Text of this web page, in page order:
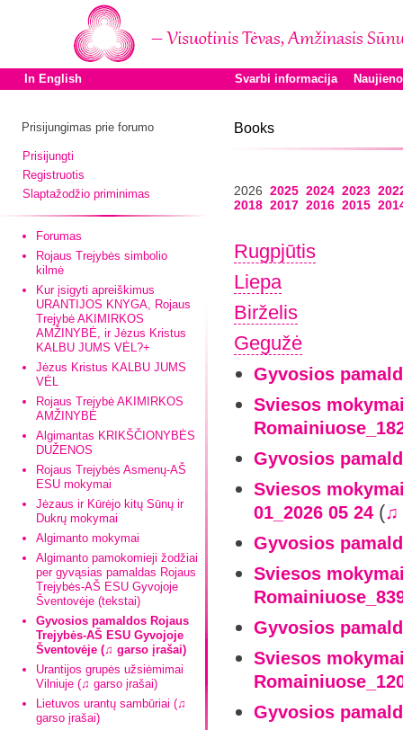
In English Svarbi informacija
Prisijungimas prie forumo
Prisijungti
Registruotis
Slaptažodžio priminimas
Forumas
Rojaus Trejybės simbolio
kilmė
Kur įsigyti apreiškimus
URANTIJOS KNYGA, Rojaus
Trejybė AKIMIRKOS
AMŽINYBĖ, ir Jėzus Kristus
KALBU JUMS VĖL?+
Jėzus Kristus KALBU JUMS
VĖL
Rojaus Trejybė AKIMIRKOS
AMŽINYBĖ
Algimantas KRIKŠČIONYBĖS
DUŽENOS
Rojaus Trejybės Asmenų-AŠ
ESU mokymai
Jėzaus ir Kūrėjo kitų Sūnų ir
Dukrų mokymai
Algimanto mokymai
Algimanto pamokomieji žodžiai
per gyvąsias pamaldas Rojaus
Trejybės-AŠ ESU Gyvojoje
Šventovėje (tekstai)
Gyvosios pamaldos Rojaus
Trejybės-AŠ ESU Gyvojoje
Šventovėje (♫ garso įrašai)
Urantijos grupės užsiėmimai
Vilniuje (♫ garso įrašai)
Lietuvos urantų sambūriai (♫
garso įrašai)
Books
2026 2025 2024 2023
2018 2017 2016 2015
Rugpjūtis
Liepa
Birželis
Gegužė
Gyvosios
Sviesos
Gyvosios
Sviesos
01_2026 05 24 (♫
Gyvosios
Sviesos
Gyvosios
Sviesos
Gyvosios